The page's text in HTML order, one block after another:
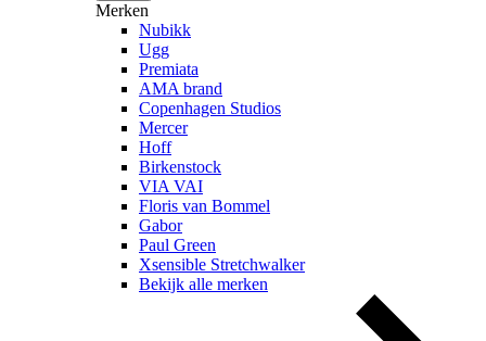
Merken
Nubikk
Ugg
Premiata
AMA brand
Copenhagen Studios
Mercer
Hoff
Birkenstock
VIA VAI
Floris van Bommel
Gabor
Paul Green
Xsensible Stretchwalker
Bekijk alle merken